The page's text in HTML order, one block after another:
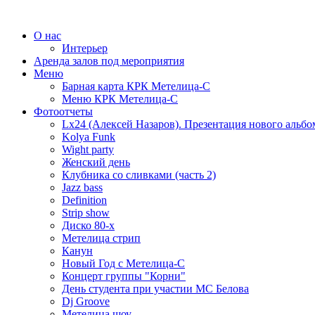
О нас
Интерьер
Аренда залов под мероприятия
Меню
Барная карта КРК Метелица-С
Меню КРК Метелица-С
Фотоотчеты
Lx24 (Алексей Назаров). Презентация нового
Kolya Funk
Wight party
Женский день
Клубника со сливками (часть 2)
Jazz bass
Definition
Strip show
Диско 80-х
Метелица стрип
Канун
Новый Год с Метелица-С
Концерт группы "Корни"
День студента при участии МС Белова
Dj Groove